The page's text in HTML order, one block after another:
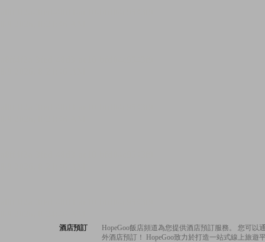
酒店預訂
HopeGoo飯店頻道為您提供酒店預訂服務。 您可
外酒店預訂！ HopeGoo致力於打造一站式線上旅